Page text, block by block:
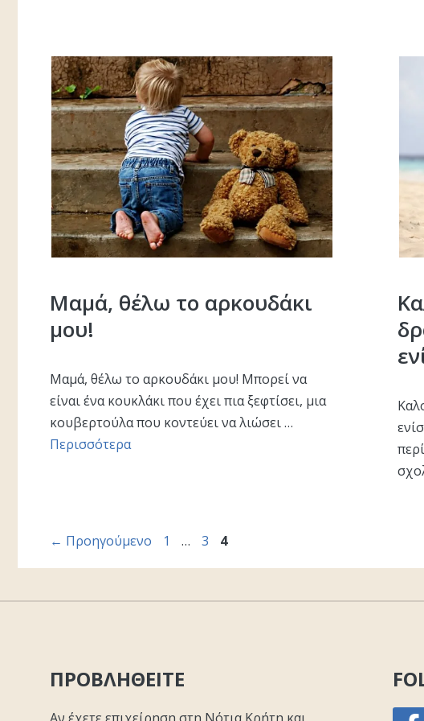
Μαμά, θέλω το αρκουδάκι
μου!
Μαμά, θέλω το αρκουδάκι μου! Μπορεί να
είναι ένα κουκλάκι που έχει πια ξεφτίσει, μια
κουβερτούλα που κοντεύει να λιώσει …
Περισσότερα
← Προηγούμενο Σελίδα
1 … Σελίδα
3 Σελίδα
4
ΠΡΟΒΛΗΘΕΙΤΕ